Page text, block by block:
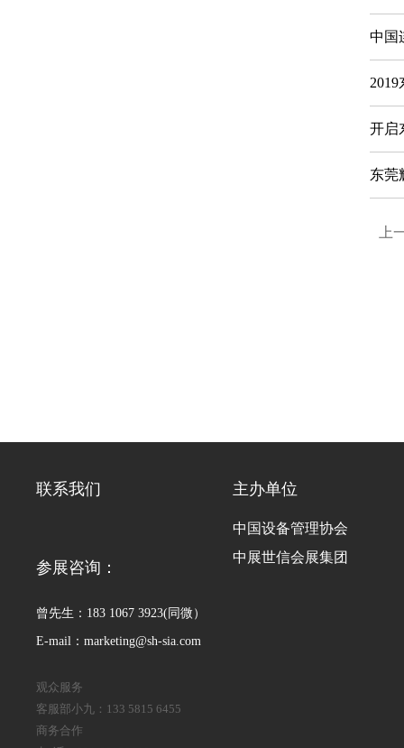
中国
开启
东莞
上
联系我们
参展咨询：
曾先生：183 1067 3923(同微）
E-mail：marketing@sh-sia.com
观众服务
客服部小九：133 5815 6455
商务合作
主办单位
中国设备管理协会
中展世信会展集团